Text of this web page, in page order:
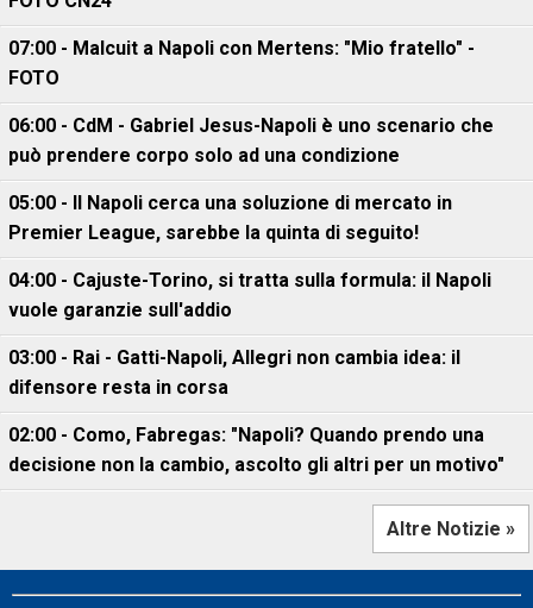
07:00 - Malcuit a Napoli con Mertens: "Mio fratello" -
FOTO
06:00 - CdM - Gabriel Jesus-Napoli è uno scenario che
può prendere corpo solo ad una condizione
05:00 - Il Napoli cerca una soluzione di mercato in
Premier League, sarebbe la quinta di seguito!
04:00 - Cajuste-Torino, si tratta sulla formula: il Napoli
vuole garanzie sull'addio
03:00 - Rai - Gatti-Napoli, Allegri non cambia idea: il
difensore resta in corsa
02:00 - Como, Fabregas: "Napoli? Quando prendo una
decisione non la cambio, ascolto gli altri per un motivo"
Altre Notizie »